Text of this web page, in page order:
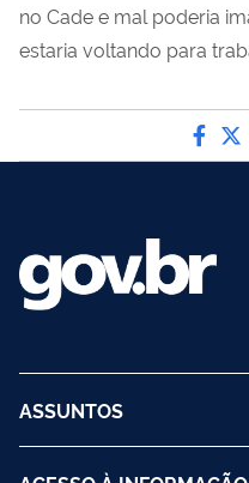
no Cade e mal poderia
estaria voltando para
ASSUNTOS